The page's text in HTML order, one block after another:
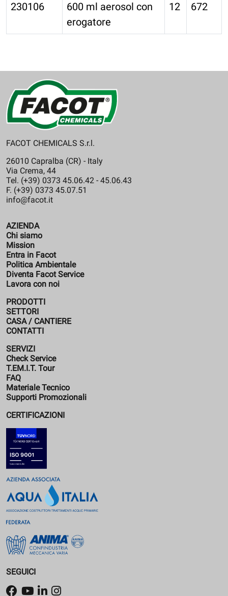
230106
600 ml aerosol con
erogatore
12 672
FACOT CHEMICALS S.r.l.
26010 Capralba (CR) - Italy
Via Crema, 44
Tel. (+39) 0373 45.06.42 - 45.06.43
F. (+39) 0373 45.07.51
info@facot.it
AZIENDA
Chi siamo
Mission
Entra in Facot
Politica Ambientale
Diventa Facot Service
Lavora con noi
PRODOTTI
SETTORI
CASA / CANTIERE
CONTATTI
SERVIZI
Check Service
T.EM.I.T. Tour
FAQ
Materiale Tecnico
Supporti Promozionali
CERTIFICAZIONI
SEGUICI